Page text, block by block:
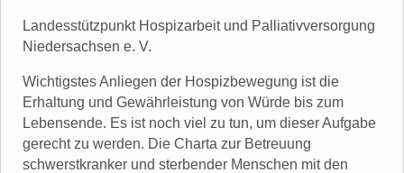
Landesstützpunkt Hospizarbeit und Palliativversorgung
Niedersachsen e. V.
Wichtigstes Anliegen der Hospizbewegung ist die
Erhaltung und Gewährleistung von Würde bis zum
Lebensende. Es ist noch viel zu tun, um dieser Aufgabe
gerecht zu werden. Die Charta zur Betreuung
schwerstkranker und sterbender Menschen mit den